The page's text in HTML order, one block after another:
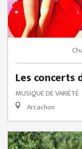
Les concerts
MUSIQUE DE VARIÉTÉ
Arcachon